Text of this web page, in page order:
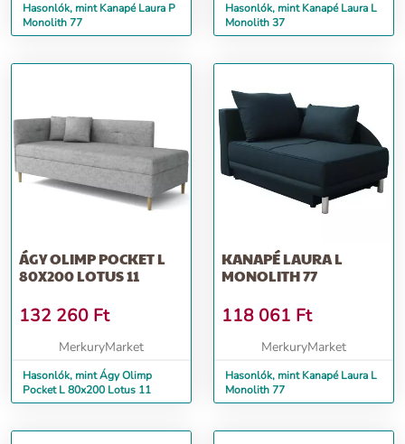
Hasonlók, mint Kanapé Laura P
Monolith 77
Hasonlók, mint Kanapé Laura L
Monolith 37
ÁGY OLIMP POCKET L
80X200 LOTUS 11
132 260 Ft
MerkuryMarket
Hasonlók, mint Ágy Olimp
Pocket L 80x200 Lotus 11
KANAPÉ LAURA L
MONOLITH 77
118 061 Ft
MerkuryMarket
Hasonlók, mint Kanapé Laura L
Monolith 77